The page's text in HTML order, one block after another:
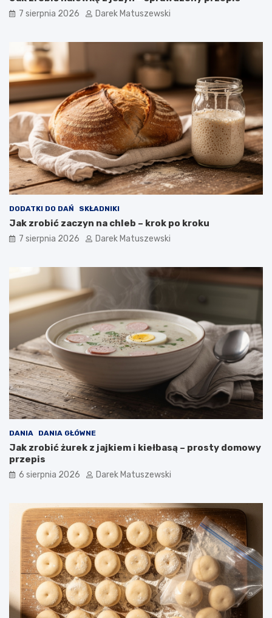
ś
c
n
a
n
ó
w
j
a
y
t
o
w
n
i
a
w
p
ł
y
a
n
a
o
ś
ć
s
ż
o
n
y
c
h
p
o
t
r
a
w
7 sierpnia 2026 Darek Matuszewski
DODATKI DO DAŃ SKŁADNIKI
Jak zrobić zaczyn na chleb – krok po kroku
7 sierpnia 2026 Darek Matuszewski
DANIA DANIA GŁÓWNE
Jak zrobić żurek z jajkiem i kiełbasą – prosty domowy
przepis
6 sierpnia 2026 Darek Matuszewski